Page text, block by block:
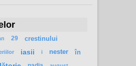
29 crestinului
iasii i nester
în